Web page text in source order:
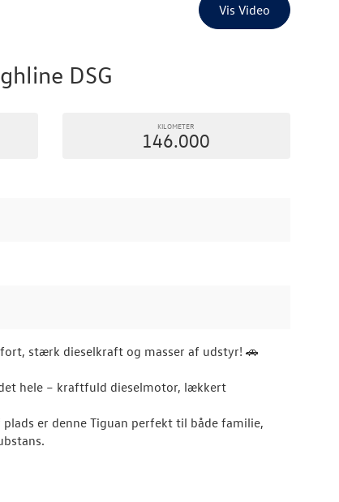
DSG
KILOMETER
146.000
stærk dieselkraft og masser af udstyr! 🚗
hele – kraftfuld dieselmotor, lækkert
er denne Tiguan perfekt til både familie,